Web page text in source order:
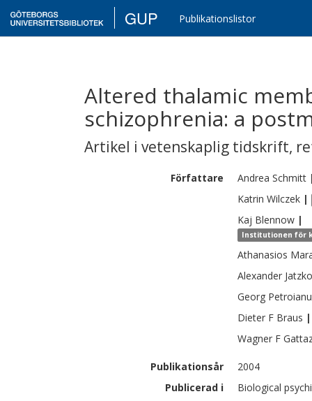
GUP Publikationslistor
Altered thalamic
schizophrenia: a
Artikel i vetenskaplig tidskrift,
Författare Andrea Schmitt
Katrin Wilczek |
Kaj Blennow |
Institutionen för
Athanasios
Alexander Jatzko
Georg Petroianu
Dieter F Braus |
Wagner F
Publikationsår
2004
Publicerad i
Biological